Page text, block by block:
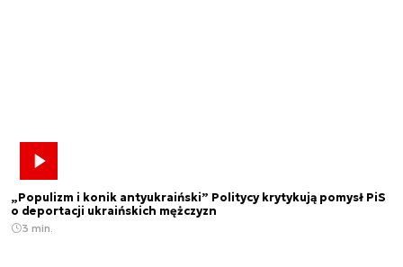
„Populizm i konik antyukraiński” Politycy krytykują pomysł PiS
o deportacji ukraińskich mężczyzn
3 min.